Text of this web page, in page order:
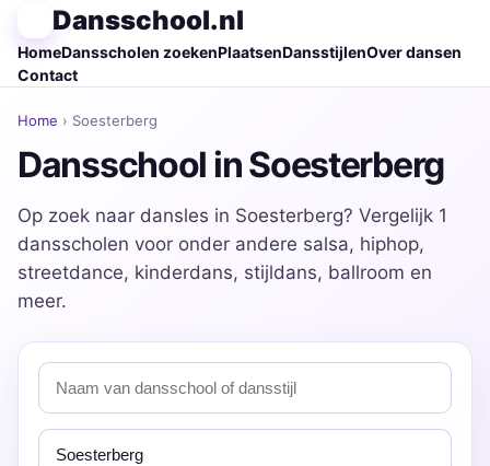
Dansschool.nl
HomeDansscholen zoekenPlaatsenDansstijlenOver dansen
Contact
Home › Soesterberg
Dansschool in Soesterberg
Op zoek naar dansles in Soesterberg? Vergelijk 1
dansscholen voor onder andere salsa, hiphop,
streetdance, kinderdans, stijldans, ballroom en
meer.